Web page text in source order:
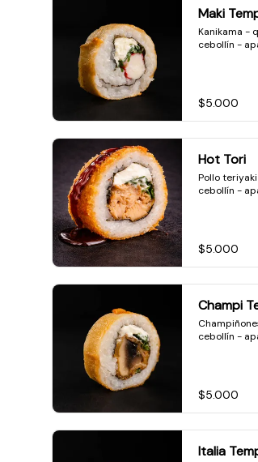
Maki
Kanikama -
cebollín -
$5.000
Hot Tori
Pollo
cebollín -
$5.000
Champi
cebollín -
$5.000
Italia